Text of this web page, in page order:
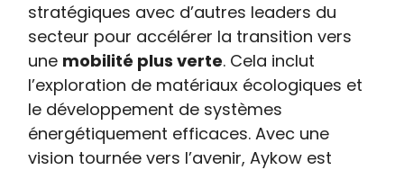
stratégiques avec d’autres leaders du
secteur pour accélérer la transition vers
une mobilité plus verte. Cela inclut
l’exploration de matériaux écologiques et
le développement de systèmes
énergétiquement efficaces. Avec une
vision tournée vers l’avenir, Aykow est